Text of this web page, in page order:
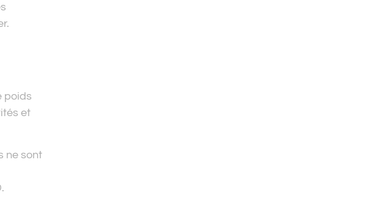
poids
et
ne sont